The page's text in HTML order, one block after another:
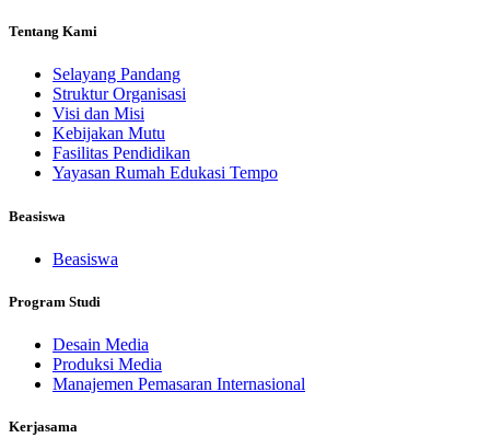
Tentang Kami
Selayang Pandang
Struktur Organisasi
Visi dan Misi
Kebijakan Mutu
Fasilitas Pendidikan
Yayasan Rumah Edukasi Tempo
Beasiswa
Beasiswa
Program Studi
Desain Media
Produksi Media
Manajemen Pemasaran Internasional
Kerjasama